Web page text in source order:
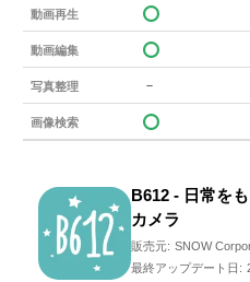
動画再生
動画編集
写真整理 －
画像検索
B612 - 日常を
カメラ
販売元: SNOW
最終アップデート日: